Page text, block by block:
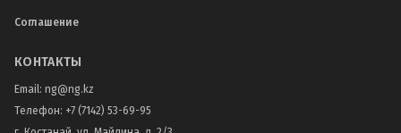
Соглашение
КОНТАКТЫ
Email: ng@ng.kz
Телефон: +7 (7142) 53-69-95